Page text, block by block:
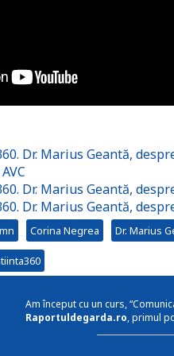
Dr. Marius Geantă,
Dr. Marius Geantă,
Dr. Marius Geantă,
Corina Negrea Dr. Marius
Am început cu un curs,
Raportuldegarda.ro, primul